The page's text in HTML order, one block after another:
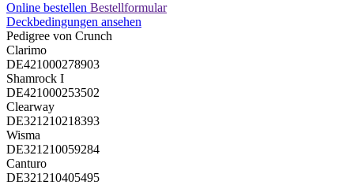
Online bestellen Bestellformular
Deckbedingungen ansehen
Pedigree von Crunch
Clarimo
DE421000278903
Shamrock I
DE421000253502
Clearway
DE321210218393
Wisma
DE321210059284
Canturo
DE321210405495